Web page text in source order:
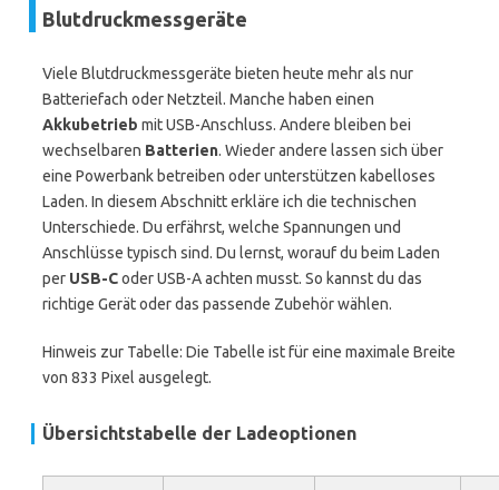
Blutdruckmessgeräte
Viele Blutdruckmessgeräte bieten heute mehr als nur
Batteriefach oder Netzteil. Manche haben einen
Akkubetrieb mit USB-Anschluss. Andere bleiben bei
wechselbaren Batterien. Wieder andere lassen sich über
eine Powerbank betreiben oder unterstützen kabelloses
Laden. In diesem Abschnitt erkläre ich die technischen
Unterschiede. Du erfährst, welche Spannungen und
Anschlüsse typisch sind. Du lernst, worauf du beim Laden
per USB-Coder USB-A achten musst. So kannst du das
richtige Gerät oder das passende Zubehör wählen.
Hinweis zur Tabelle: Die Tabelle ist für eine maximale Breite
von 833 Pixel ausgelegt.
Übersichtstabelle der Ladeoptionen